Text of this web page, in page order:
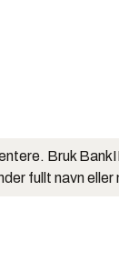
Bruk
fullt navn eller